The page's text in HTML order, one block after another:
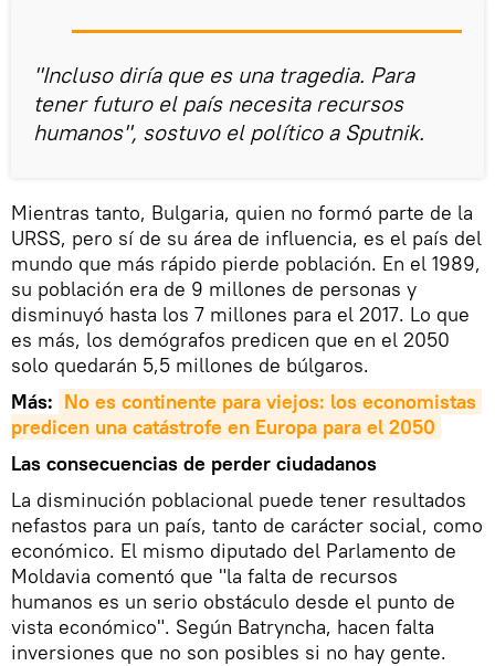
"Incluso diría que es una tragedia. Para
tener futuro el país necesita recursos
humanos", sostuvo el político a Sputnik.
Mientras tanto, Bulgaria, quien no formó parte de la
URSS, pero sí de su área de influencia, es el país del
mundo que más rápido pierde población. En el 1989,
su población era de 9 millones de personas y
disminuyó hasta los 7 millones para el 2017. Lo que
es más, los demógrafos predicen que en el 2050
solo quedarán 5,5 millones de búlgaros.
Más: No es continente para viejos: los economistas
predicen una catástrofe en Europa para el 2050
Las consecuencias de perder ciudadanos
La disminución poblacional puede tener resultados
nefastos para un país, tanto de carácter social, como
económico. El mismo diputado del Parlamento de
Moldavia comentó que "la falta de recursos
humanos es un serio obstáculo desde el punto de
vista económico". Según Batryncha, hacen falta
inversiones que no son posibles si no hay gente.